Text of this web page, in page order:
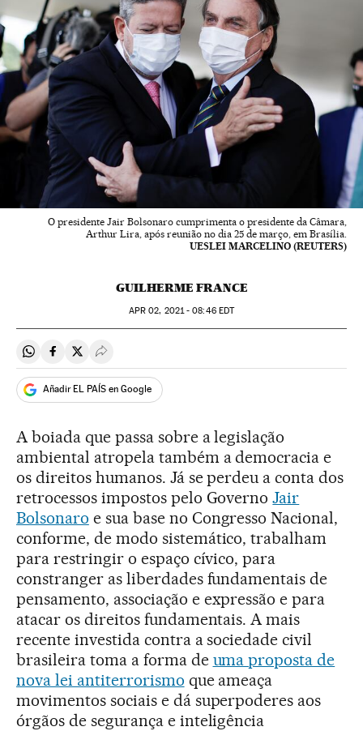
O presidente Jair Bolsonaro cumprimenta o presidente da Câmara,
Arthur Lira, após reunião no dia 25 de março, em Brasília.
UESLEI MARCELINO (REUTERS)
GUILHERME FRANCE
APR 02, 2021 - 08:46EDT
Compartir en Whatsapp
Compartir en Facebook
Compartir en Twitter
Desplegar Redes Sociales
Añadir EL PAÍS en Google
A boiada que passa sobre a legislação
ambiental atropela também a democracia e
os direitos humanos. Já se perdeu a conta dos
retrocessos impostos pelo GovernoJair
Bolsonaro e sua base no Congresso Nacional,
conforme, de modo sistemático, trabalham
para restringir o espaço cívico, para
constranger as liberdades fundamentais de
pensamento, associação e expressão e para
atacar os direitos fundamentais. A mais
recente investida contra a sociedade civil
brasileira toma a forma de uma proposta de
nova lei antiterrorismo que ameaça
movimentos sociais e dá superpoderes aos
órgãos de segurança e inteligência